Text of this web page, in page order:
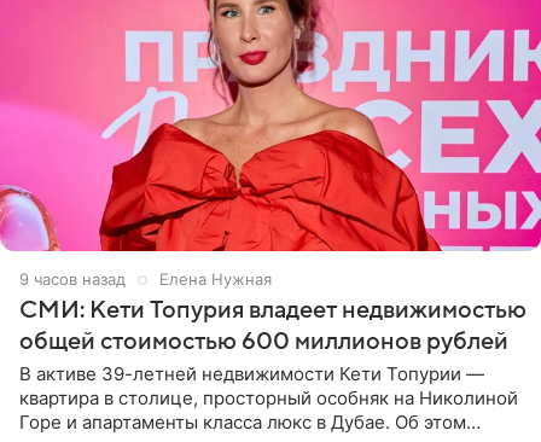
9 часов назад Елена Нужная
СМИ: Кети Топурия владеет недвижимостью
общей стоимостью 600 миллионов рублей
В активе 39-летней недвижимости Кети Топурии —
квартира в столице, просторный особняк на Николиной
Горе и апартаменты класса люкс в Дубае. Об этом